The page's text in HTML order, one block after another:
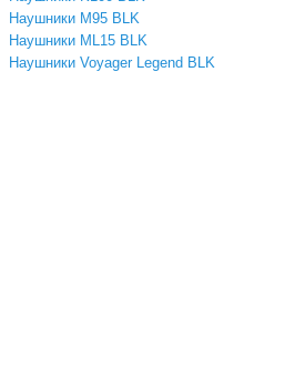
Наушники M95 BLK
Наушники ML15 BLK
Наушники Voyager Legend BLK